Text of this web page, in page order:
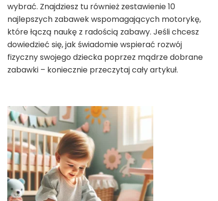
wybrać. Znajdziesz tu również zestawienie 10
najlepszych zabawek wspomagających motorykę,
które łączą naukę z radością zabawy. Jeśli chcesz
dowiedzieć się, jak świadomie wspierać rozwój
fizyczny swojego dziecka poprzez mądrze dobrane
zabawki – koniecznie przeczytaj cały artykuł.